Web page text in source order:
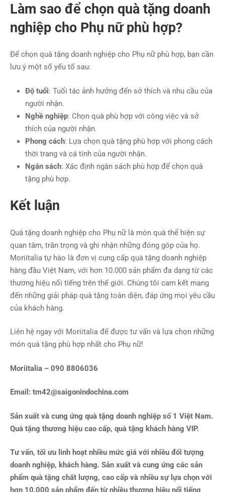
Làm sao để chọn quà tặng doanh
nghiệp cho Phụ nữ phù hợp?
Để chọn quà tặng doanh nghiệp cho Phụ nữ phù hợp, bạn cần
lưu ý một số yếu tố sau:
Độ tuổi: Tuổi tác ảnh hưởng đến sở thích và nhu cầu của
người nhận.
Nghề nghiệp: Chọn quà phù hợp với công việc và sở
thích của người nhận.
Phong cách: Lựa chọn quà tặng phù hợp với phong cách
thời trang và cá tính của người nhận.
Ngân sách: Xác định ngân sách phù hợp để chọn quà
tặng phù hợp.
Kết luận
Quà tặng doanh nghiệp cho Phụ nữ là món quà thể hiện sự
quan tâm, trân trọng và ghi nhận những đóng góp của họ.
Moriitalia tự hào là đơn vị cung cấp quà tặng doanh nghiệp
hàng đầu Việt Nam, với hơn 10.000 sản phẩm đa dạng từ các
thương hiệu nổi tiếng trên thế giới. Chúng tôi cam kết mang
đến những giải pháp quà tặng toàn diện, đáp ứng mọi yêu cầu
của khách hàng.
Liên hệ ngay với Moriitalia để được tư vấn và lựa chọn những
món quà tặng phù hợp nhất cho Phụ nữ!
Moriitalia – 090 8806036
Email: tm42@saigonindochina.com
Sản xuất và cung ứng quà tặng doanh nghiệp số 1 Việt Nam.
Quà tặng thương hiệu cao cấp, quà tặng khách hàng VIP.
Tư vấn, tối ưu linh hoạt nhiều mức giá với nhiều đối tượng
doanh nghiệp, khách hàng. Sản xuất và cung ứng các sản
phẩm quà tặng chất lượng, cao cấp và nhiều sự lựa chọn với
hơn 10.000 sản phẩm đến từ nhiều thương hiệu nổi tiếng